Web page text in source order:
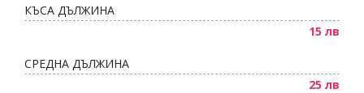
КЪСА ДЪЛЖИНА
15 лв
СРЕДНА ДЪЛЖИНА
25 лв